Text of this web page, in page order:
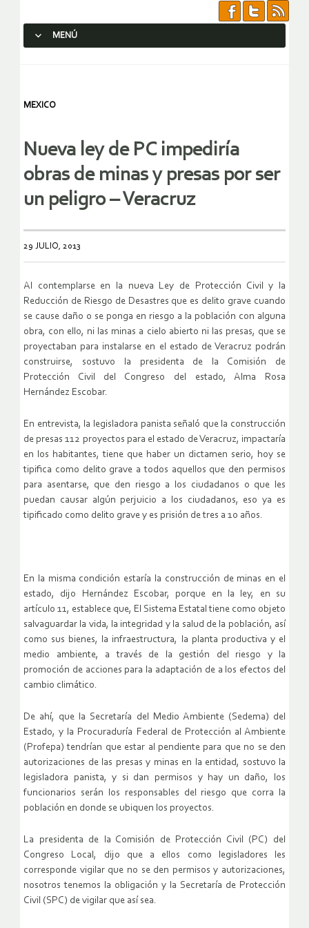
MENÚ
MEXICO
Nueva ley de PC impediría
obras de minas y presas por ser
un peligro – Veracruz
29 JULIO, 2013
Al contemplarse en la nueva Ley de Protección Civil y la
Reducción de Riesgo de Desastres que es delito grave cuando
se cause daño o se ponga en riesgo a la población con alguna
obra, con ello, ni las minas a cielo abierto ni las presas, que se
proyectaban para instalarse en el estado de Veracruz podrán
construirse, sostuvo la presidenta de la Comisión de
Protección Civil del Congreso del estado, Alma Rosa
Hernández Escobar.
En entrevista, la legisladora panista señaló que la construcción
de presas 112 proyectos para el estado de Veracruz, impactaría
en los habitantes, tiene que haber un dictamen serio, hoy se
tipifica como delito grave a todos aquellos que den permisos
para asentarse, que den riesgo a los ciudadanos o que les
puedan causar algún perjuicio a los ciudadanos, eso ya es
tipificado como delito grave y es prisión de tres a 10 años.
En la misma condición estaría la construcción de minas en el
estado, dijo Hernández Escobar, porque en la ley, en su
artículo 11, establece que, El Sistema Estatal tiene como objeto
salvaguardar la vida, la integridad y la salud de la población, así
como sus bienes, la infraestructura, la planta productiva y el
medio ambiente, a través de la gestión del riesgo y la
promoción de acciones para la adaptación de a los efectos del
cambio climático.
De ahí, que la Secretaría del Medio Ambiente (Sedema) del
Estado, y la Procuraduría Federal de Protección al Ambiente
(Profepa) tendrían que estar al pendiente para que no se den
autorizaciones de las presas y minas en la entidad, sostuvo la
legisladora panista, y si dan permisos y hay un daño, los
funcionarios serán los responsables del riesgo que corra la
población en donde se ubiquen los proyectos.
La presidenta de la Comisión de Protección Civil (PC) del
Congreso Local, dijo que a ellos como legisladores les
corresponde vigilar que no se den permisos y autorizaciones,
nosotros tenemos la obligación y la Secretaría de Protección
Civil (SPC) de vigilar que así sea.